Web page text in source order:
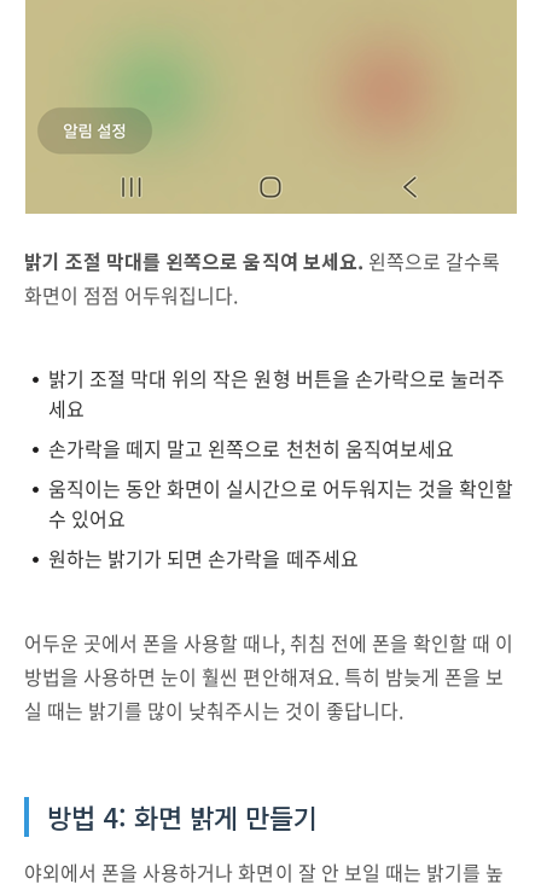
밝기 조절 막대를 왼쪽으로 움직여 보세요. 왼쪽으로 갈수록
화면이 점점 어두워집니다.
밝기 조절 막대 위의 작은 원형 버튼을 손가락으로 눌러주
세요
손가락을 떼지 말고 왼쪽으로 천천히 움직여보세요
움직이는 동안 화면이 실시간으로 어두워지는 것을 확인할
수 있어요
원하는 밝기가 되면 손가락을 떼주세요
어두운 곳에서 폰을 사용할 때나, 취침 전에 폰을 확인할 때 이
방법을 사용하면 눈이 훨씬 편안해져요. 특히 밤늦게 폰을 보
실 때는 밝기를 많이 낮춰주시는 것이 좋답니다.
방법 4: 화면 밝게 만들기
야외에서 폰을 사용하거나 화면이 잘 안 보일 때는 밝기를 높